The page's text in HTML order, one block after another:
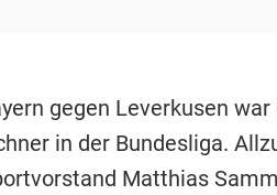
gegen Leverkusen
in der Bundesliga.
Matthias